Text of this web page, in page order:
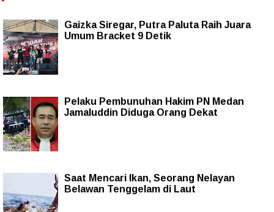
Gaizka Siregar, Putra Paluta Raih Juara
Umum Bracket 9 Detik
Pelaku Pembunuhan Hakim PN Medan
Jamaluddin Diduga Orang Dekat
Saat Mencari Ikan, Seorang Nelayan
Belawan Tenggelam di Laut